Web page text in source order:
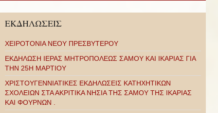
ΕΚΔΗΛΩΣΕΙΣ
ΧΕΙΡΟΤΟΝΙΑ ΝΕΟΥ ΠΡΕΣΒΥΤΕΡΟΥ
ΕΚΔΗΛΩΣΗ ΙΕΡΑΣ ΜΗΤΡΟΠΟΛΕΩΣ ΣΑΜΟΥ ΚΑΙ ΙΚΑΡΙΑΣ ΓΙΑ
ΤΗΝ 25Η ΜΑΡΤΙΟΥ
ΧΡΙΣΤΟΥΓΕΝΝΙΑΤΙΚΕΣ ΕΚΔΗΛΩΣΕΙΣ ΚΑΤΗΧΗΤΙΚΩΝ
ΣΧΟΛΕΙΩΝ ΣΤΑ ΑΚΡΙΤΙΚΑ ΝΗΣΙΑ ΤΗΣ ΣΑΜΟΥ ΤΗΣ ΙΚΑΡΙΑΣ
ΚΑΙ ΦΟΥΡΝΩΝ .